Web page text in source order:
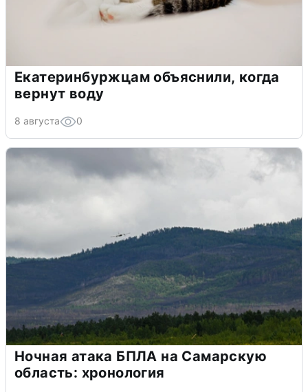
Екатеринбуржцам объяснили, когда
вернут воду
8 августа 0
Ночная атака БПЛА на Самарскую
область: хронология